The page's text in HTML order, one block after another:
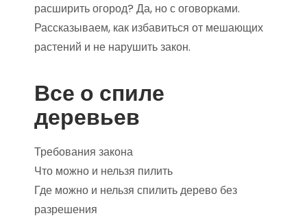
расширить огород? Да, но с оговорками.
Рассказываем, как избавиться от мешающих
растений и не нарушить закон.
Все о спиле
деревьев
Требования закона
Что можно и нельзя пилить
Где можно и нельзя спилить дерево без
разрешения